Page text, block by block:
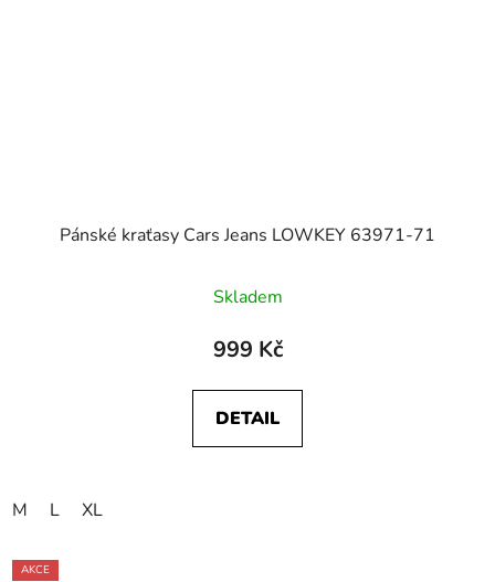
Pánské kraťasy Cars Jeans LOWKEY 63971-71
Skladem
999 Kč
DETAIL
M L XL
AKCE